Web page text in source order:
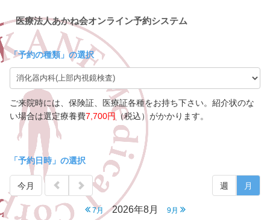
医療法人あかね会オンライン予約システム
「予約の種類 」の選択
ご来院時には、保険証、医療証各種をお持ち下さい。紹介状のな
い場合は選定療養費7,700円 （税込）がかかります。
「予約日時」の選択
今月
7月 2026年8月 9月
週 月